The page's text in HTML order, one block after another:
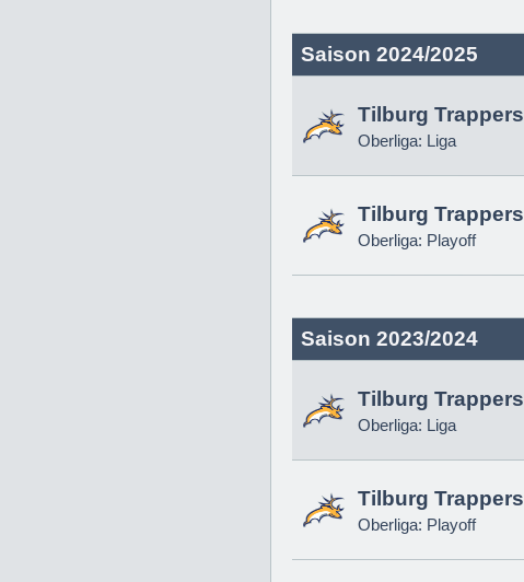
Saison 2024/2025
Tilburg Trappers
Oberliga: Liga
Tilburg Trappers
Oberliga: Playoff
Saison 2023/2024
Tilburg Trappers
Oberliga: Liga
Tilburg Trappers
Oberliga: Playoff